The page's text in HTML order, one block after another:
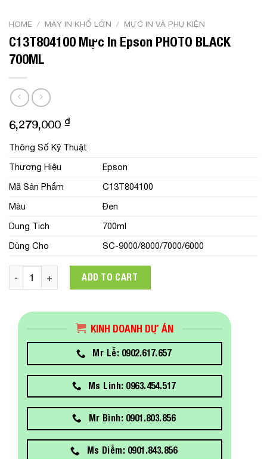
HOME / MÁY IN KHỔ LỚN / MỰC IN VÀ PHỤ KIỆN
C13T804100 Mực In Epson PHOTO BLACK
700ML
6,279,000 ₫
Thông Số Kỹ Thuật
Thương Hiệu
Epson
Mã Sản Phẩm
C13T804100
Màu
Đen
Dung Tich
700ml
Dùng Cho
SC-9000/8000/7000/6000
C13T804100 Mực In Epson PHOTO BLACK 700ML quantity
ADD TO CART
KINH DOANH DỰ ÁN
Mr Lễ: 0902.617.657
Ms Linh: 0963.454.517
Mr Bình: 0901.803.856
Ms Diễm: 0901.843.856